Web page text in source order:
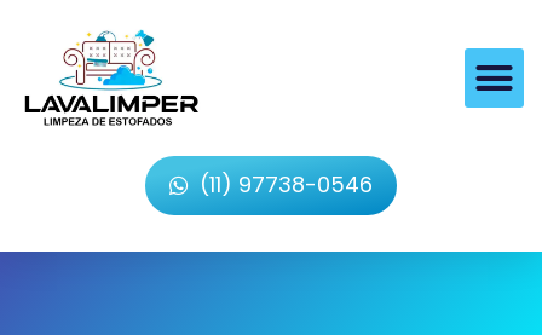
(11) 97738-0546